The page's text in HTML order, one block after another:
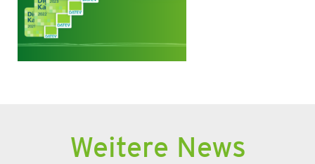
Weitere News